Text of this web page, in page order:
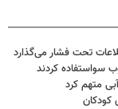
تحت فشار می‌گذارد
سواستفاده کردند
متهم کرد